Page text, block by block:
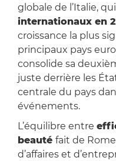
globale de l’Italie,
internationaux en
croissance la plus
principaux pays
consolide sa
juste derrière les
centrale du pays
événements.
L’équilibre entre
beauté fait de
d’affaires et